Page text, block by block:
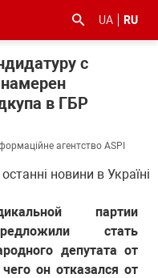
UA RU
с
в ГБР
агентство ASPI
партии
стать
депутата от
он отказался от
#коронавірус